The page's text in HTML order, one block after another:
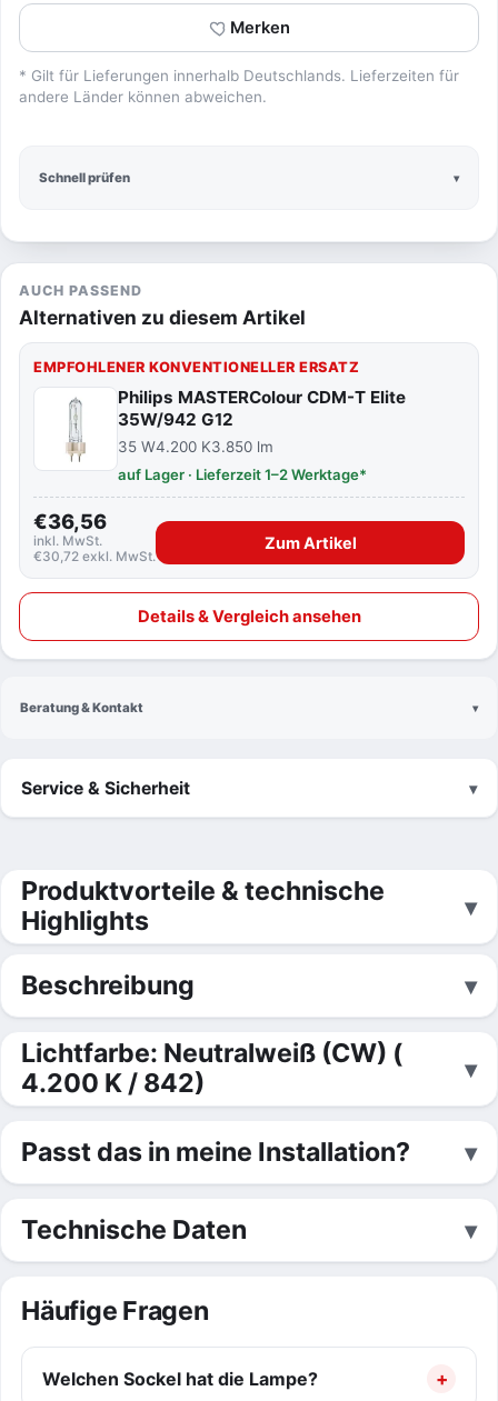
Schnell prüfen
Merken
* Gilt für Lieferungen innerhalb Deutschlands. Lieferzeiten für
andere Länder können abweichen.
AUCH PASSEND
Alternativen zu diesem Artikel
EMPFOHLENER KONVENTIONELLER ERSATZ
Philips MASTERColour CDM-T Elite
35W/942 G12
35 W4.200 K3.850 lm
auf Lager · Lieferzeit 1–2 Werktage*
€36,56
inkl. MwSt.
€30,72 exkl. MwSt.
Zum Artikel
Details & Vergleich ansehen
Beratung & Kontakt
Service & Sicherheit
Produktvorteile & technische
Highlights
Beschreibung
Lichtfarbe: Neutralweiß (CW) (
4.200 K / 842)
Passt das in meine Installation?
Technische Daten
Häufige Fragen
Welchen Sockel hat die Lampe?